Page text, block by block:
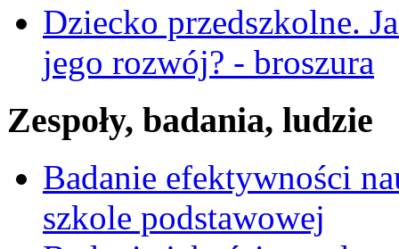
Dziecko przedszkolne.
jego rozwój? - broszura
Zespoły, badania, ludzie
Badanie efektywności
szkole podstawowej